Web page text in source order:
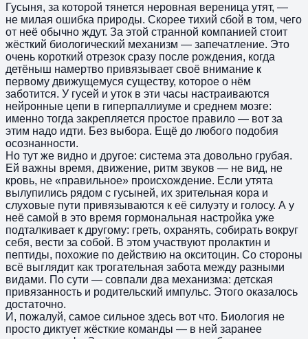
Гусыня, за которой тянется неровная вереница утят, —
не милая ошибка природы. Скорее тихий сбой в том, чего
от неё обычно ждут. За этой странной компанией стоит
жёсткий биологический механизм — запечатление. Это
очень короткий отрезок сразу после рождения, когда
детёныш намертво привязывает своё внимание к
первому движущемуся существу, которое о нём
заботится. У гусей и уток в эти часы настраиваются
нейронные цепи в гиперпаллиуме и среднем мозге:
именно тогда закрепляется простое правило — вот за
этим надо идти. Без выбора. Ещё до любого подобия
осознанности.
Но тут же видно и другое: система эта довольно грубая.
Ей важны время, движение, ритм звуков — не вид, не
кровь, не «правильное» происхождение. Если утята
вылупились рядом с гусыней, их зрительная кора и
слуховые пути привязываются к её силуэту и голосу. А у
неё самой в это время гормональная настройка уже
подталкивает к другому: греть, охранять, собирать вокруг
себя, вести за собой. В этом участвуют пролактин и
пептиды, похожие по действию на окситоцин. Со стороны
всё выглядит как трогательная забота между разными
видами. По сути — совпали два механизма: детская
привязанность и родительский импульс. Этого оказалось
достаточно.
И, пожалуй, самое сильное здесь вот что. Биология не
просто диктует жёсткие команды — в ней заранее